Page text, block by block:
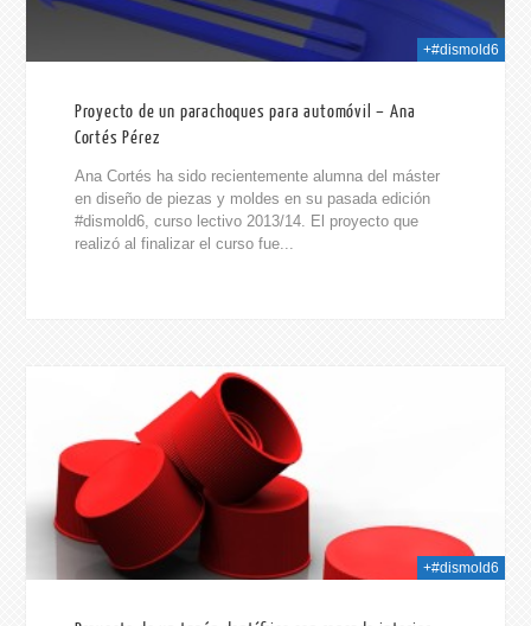
+#dismold6
Proyecto de un parachoques para automóvil – Ana
Cortés Pérez
Ana Cortés ha sido recientemente alumna del máster
en diseño de piezas y moldes en su pasada edición
#dismold6, curso lectivo 2013/14. El proyecto que
realizó al finalizar el curso fue...
+#dismold6